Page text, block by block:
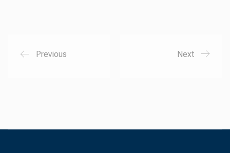
Previous Next